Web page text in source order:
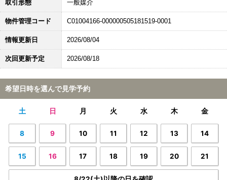
取引形態 一般媒介
物件管理コード C01004166-000000505181519-0001
情報更新日 2026/08/04
次回更新予定 2026/08/18
希望日時を選んで見学予約
土 日 月 火 水 木 金
8 9 10 11 12 13 14
15 16 17 18 19 20 21